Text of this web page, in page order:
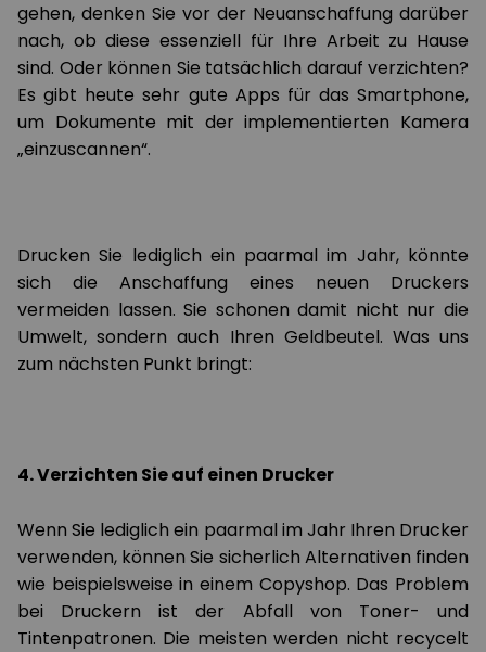
gehen, denken Sie vor der Neuanschaffung darüber
nach, ob diese essenziell für Ihre Arbeit zu Hause
sind. Oder können Sie tatsächlich darauf verzichten?
Es gibt heute sehr gute Apps für das Smartphone,
um Dokumente mit der implementierten Kamera
„einzuscannen“.
Drucken Sie lediglich ein paarmal im Jahr, könnte
sich die Anschaffung eines neuen Druckers
vermeiden lassen. Sie schonen damit nicht nur die
Umwelt, sondern auch Ihren Geldbeutel. Was uns
zum nächsten Punkt bringt:
4. Verzichten Sie auf einen Drucker
Wenn Sie lediglich ein paarmal im Jahr Ihren Drucker
verwenden, können Sie sicherlich Alternativen finden
wie beispielsweise in einem Copyshop. Das Problem
bei Druckern ist der Abfall von Toner- und
Tintenpatronen. Die meisten werden nicht recycelt